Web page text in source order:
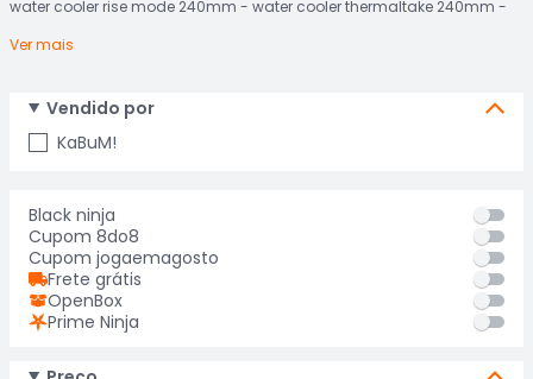
water cooler rise mode 240mm
water cooler thermaltake 240mm
Ver mais
Vendido por
KaBuM!
Black ninja
Cupom 8do8
Cupom jogaemagosto
Frete grátis
OpenBox
Prime Ninja